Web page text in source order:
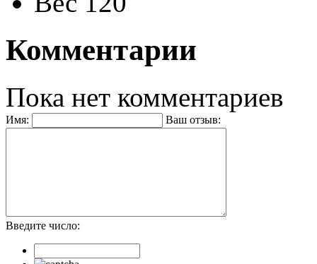
Комментарии
Пока нет комментариев
Имя: Ваш отзыв:
Введите число: